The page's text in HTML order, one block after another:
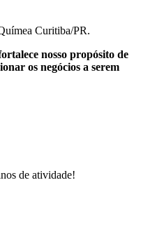
Curitiba/PR.
nosso propósito de
os negócios a serem